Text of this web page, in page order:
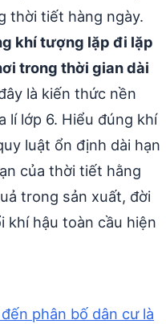
thời tiết hàng ngày.
khí tượng lặp đi lặp
trong thời gian dài
là kiến thức nền
lí lớp 6. Hiểu đúng khí
luật ổn định dài hạn
của thời tiết hằng
trong sản xuất, đời
khí hậu toàn cầu hiện
phân bố dân cư là